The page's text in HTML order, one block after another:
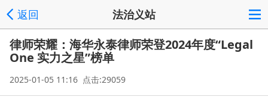
返回 法治义站
律师荣耀：海华永泰律师荣登2024年度“Legal
One 实力之星”榜单
2025-01-05 11:16 点击:29059